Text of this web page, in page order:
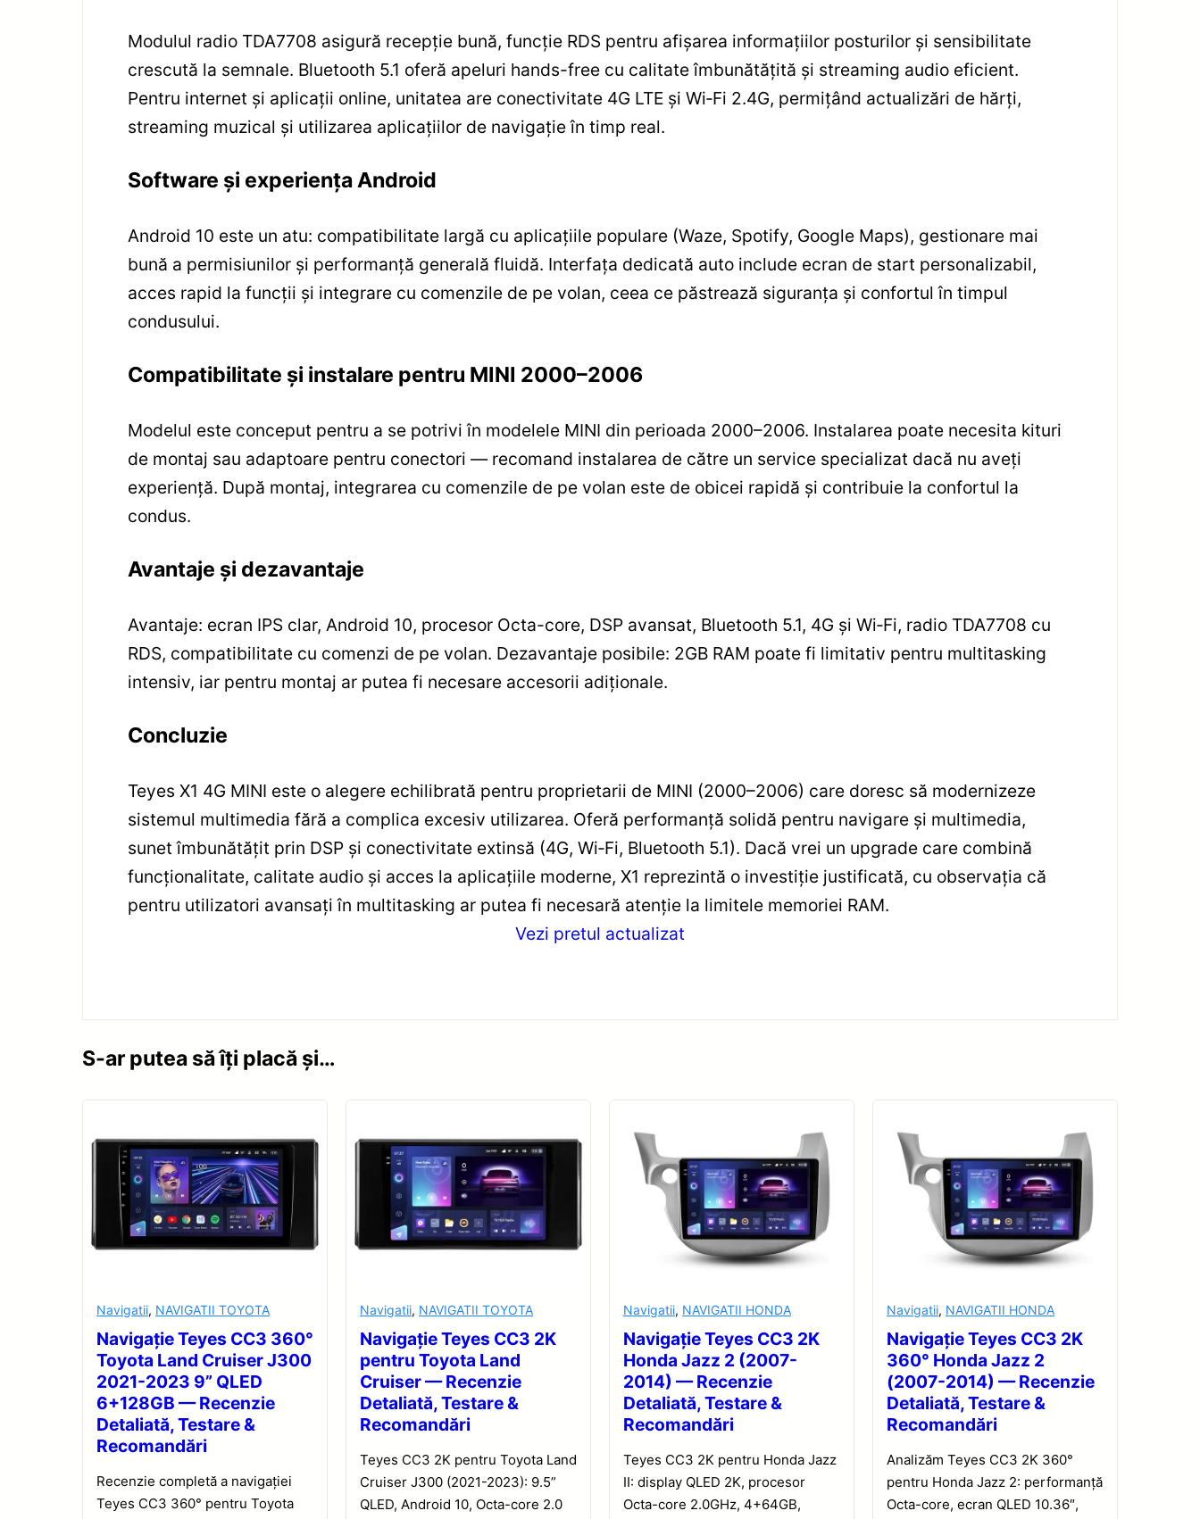
Modulul radio TDA7708 asigură recepție bună, funcție RDS pentru afișarea informațiilor posturilor și sensibilitate
crescută la semnale. Bluetooth 5.1 oferă apeluri hands-free cu calitate îmbunătățită și streaming audio eficient.
Pentru internet și aplicații online, unitatea are conectivitate 4G LTE și Wi‑Fi 2.4G, permițând actualizări de hărți,
streaming muzical și utilizarea aplicațiilor de navigație în timp real.
Software și experiența Android
Android 10 este un atu: compatibilitate largă cu aplicațiile populare (Waze, Spotify, Google Maps), gestionare mai
bună a permisiunilor și performanță generală fluidă. Interfața dedicată auto include ecran de start personalizabil,
acces rapid la funcții și integrare cu comenzile de pe volan, ceea ce păstrează siguranța și confortul în timpul
condusului.
Compatibilitate și instalare pentru MINI 2000–2006
Modelul este conceput pentru a se potrivi în modelele MINI din perioada 2000–2006. Instalarea poate necesita kituri
de montaj sau adaptoare pentru conectori — recomand instalarea de către un service specializat dacă nu aveți
experiență. După montaj, integrarea cu comenzile de pe volan este de obicei rapidă și contribuie la confortul la
condus.
Avantaje și dezavantaje
Avantaje: ecran IPS clar, Android 10, procesor Octa-core, DSP avansat, Bluetooth 5.1, 4G și Wi‑Fi, radio TDA7708 cu
RDS, compatibilitate cu comenzi de pe volan. Dezavantaje posibile: 2GB RAM poate fi limitativ pentru multitasking
intensiv, iar pentru montaj ar putea fi necesare accesorii adiționale.
Concluzie
Teyes X1 4G MINI este o alegere echilibrată pentru proprietarii de MINI (2000–2006) care doresc să modernizeze
sistemul multimedia fără a complica excesiv utilizarea. Oferă performanță solidă pentru navigare și multimedia,
sunet îmbunătățit prin DSP și conectivitate extinsă (4G, Wi‑Fi, Bluetooth 5.1). Dacă vrei un upgrade care combină
funcționalitate, calitate audio și acces la aplicațiile moderne, X1 reprezintă o investiție justificată, cu observația că
pentru utilizatori avansați în multitasking ar putea fi necesară atenție la limitele memoriei RAM.
Vezi pretul actualizat
S-ar putea să îți placă și…
Navigatii, NAVIGATII TOYOTA
Navigație Teyes CC3 360°
Toyota Land Cruiser J300
2021-2023 9” QLED
6+128GB — Recenzie
Detaliată, Testare &
Recomandări
Recenzie completă a navigației
Teyes CC3 360° pentru Toyota
Navigatii, NAVIGATII TOYOTA
Navigație Teyes CC3 2K
pentru Toyota Land
Cruiser — Recenzie
Detaliată, Testare &
Recomandări
Teyes CC3 2K pentru Toyota Land
Cruiser J300 (2021-2023): 9.5”
QLED, Android 10, Octa-core 2.0
Navigatii, NAVIGATII HONDA
Navigație Teyes CC3 2K
Honda Jazz 2 (2007-
2014) — Recenzie
Detaliată, Testare &
Recomandări
Teyes CC3 2K pentru Honda Jazz
II: display QLED 2K, procesor
Octa-core 2.0GHz, 4+64GB,
Navigatii, NAVIGATII HONDA
Navigație Teyes CC3 2K
360° Honda Jazz 2
(2007-2014) — Recenzie
Detaliată, Testare &
Recomandări
Analizăm Teyes CC3 2K 360°
pentru Honda Jazz 2: performanță
Octa-core, ecran QLED 10.36″,